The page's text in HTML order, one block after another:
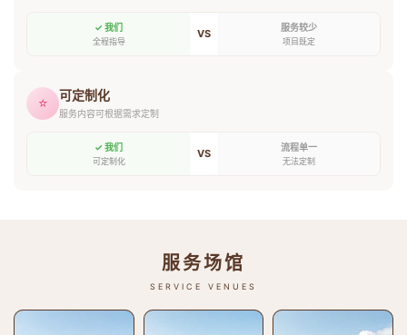
✓ 我们
全程指导
VS 服务较少
项目既定
⭐ 可定制化
服务内容可根据需求定制
✓ 我们
可定制化
VS 流程单一
无法定制
服务场馆
SERVICE VENUES